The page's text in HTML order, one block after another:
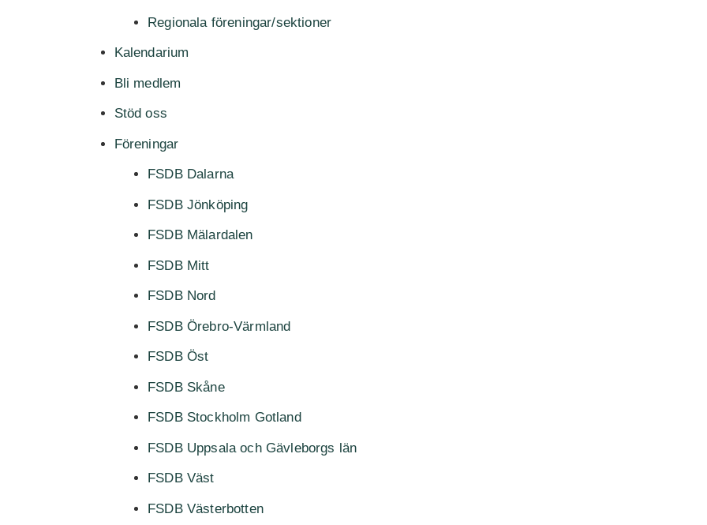
Regionala föreningar/sektioner
Kalendarium
Bli medlem
Stöd oss
Föreningar
FSDB Dalarna
FSDB Jönköping
FSDB Mälardalen
FSDB Mitt
FSDB Nord
FSDB Örebro-Värmland
FSDB Öst
FSDB Skåne
FSDB Stockholm Gotland
FSDB Uppsala och Gävleborgs län
FSDB Väst
FSDB Västerbotten